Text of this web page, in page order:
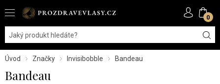
0
Úvod Značky Invisibobble Bandeau
Bandeau